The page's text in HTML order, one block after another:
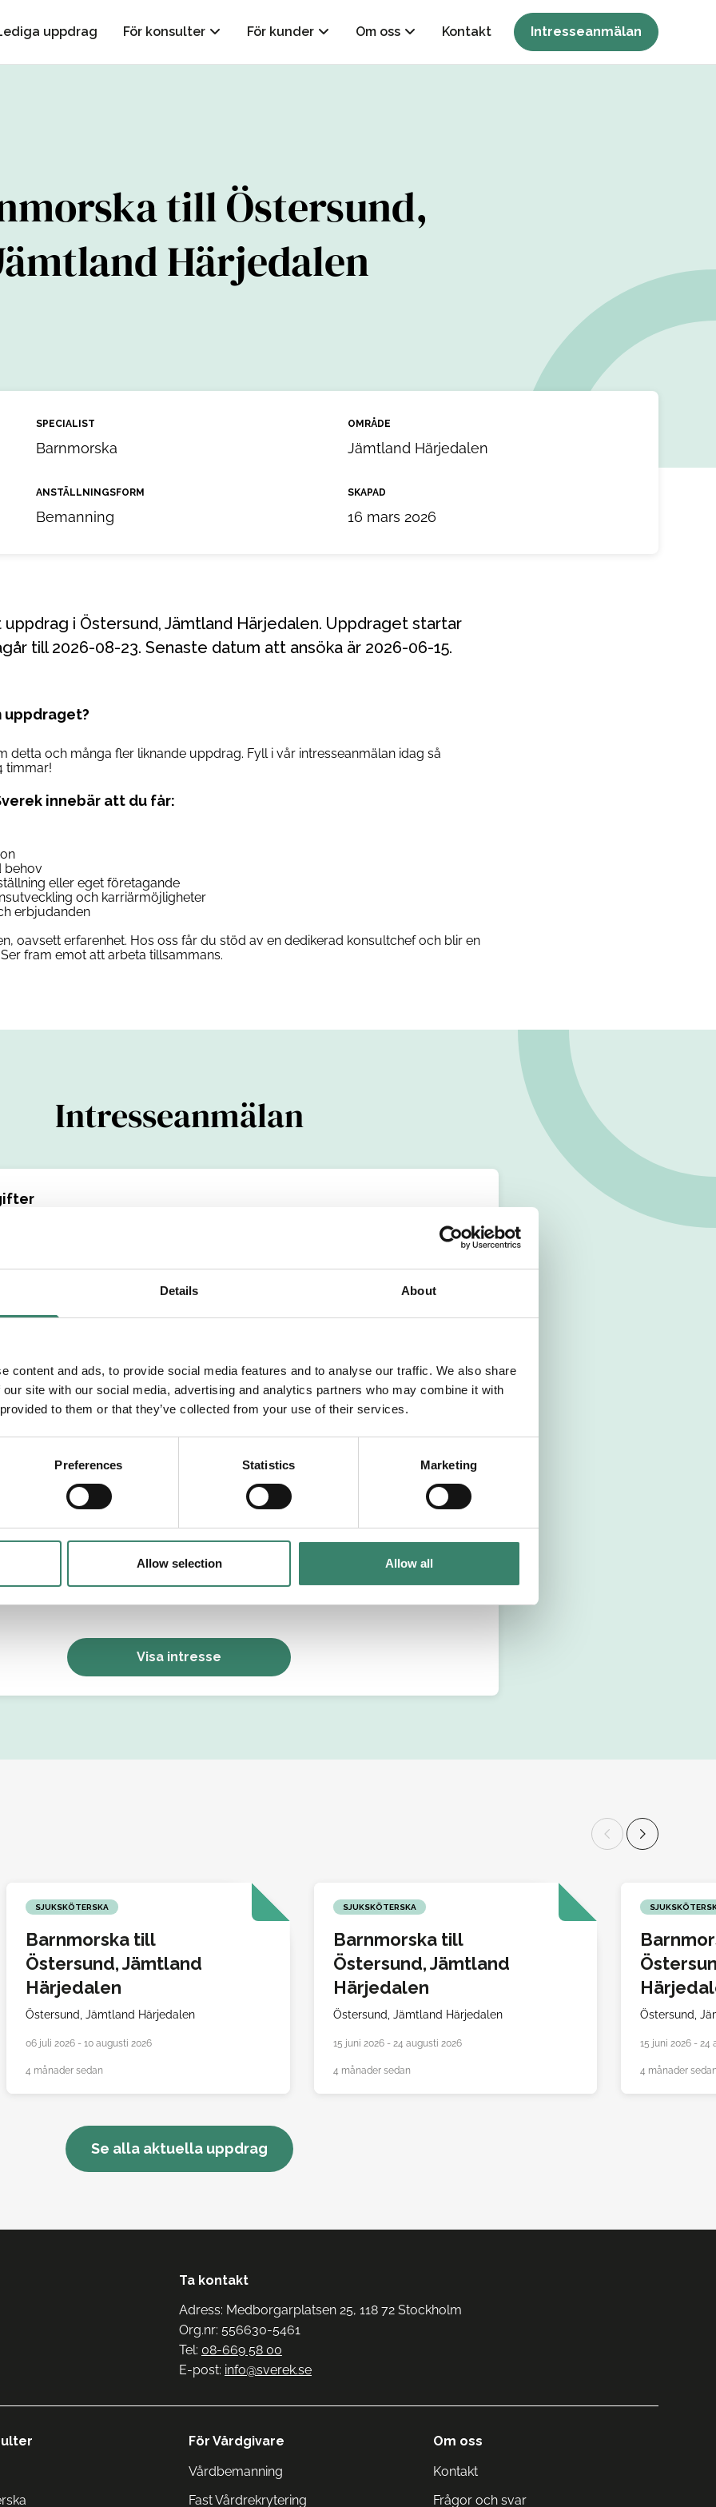
Details About
content and ads, to provide social media features and to analyse our traffic. We also share
site with our social media, advertising and analytics partners who may combine it with
to them or that they’ve collected from your use of their services.
Preferences Statistics Marketing
Allow selection Allow all
uppdrag För konsulter För kunder Om oss Kontakt Intresseanmälan
till Östersund,
Härjedalen
SPECIALIST
Barnmorska
OMRÅDE
Jämtland Härjedalen
ANSTÄLLNINGSFORM
Bemanning
SKAPAD
16 mars 2026
till 2026-08-23. Senaste datum att ansöka är 2026-06-15.
uppdraget?
detta och många fler liknande uppdrag. Fyll i vår intresseanmälan idag så
timmar!
innebär att du får:
behov
eller eget företagande
och karriärmöjligheter
erbjudanden
oavsett erfarenhet. Hos oss får du stöd av en dedikerad konsultchef och blir en
fram emot att arbeta tillsammans.
Intresseanmälan
Efternamn
Visa intresse
SJUKSKÖTERSKA
Barnmorska till
Östersund, Jämtland
Härjedalen
Östersund,Jämtland Härjedalen
06 juli 2026 - 10 augusti 2026
4 månader sedan
SJUKSKÖTERSKA
Barnmorska till
Östersund, Jämtland
Härjedalen
Östersund, Jämtland Härjedalen
15 juni 2026 - 24 augusti 2026
4 månader sedan
Östersund,
15 juni 2026 - 24
4 månader
Se alla aktuella uppdrag
Ta kontakt
Adress: Medborgarplatsen 25, 118 72 Stockholm
Org.nr: 556630-5461
Tel: 08-669 58 00
E-post: info@sverek.se
För Vårdgivare
Vårdbemanning
Fast Vårdrekrytering
Om oss
Kontakt
Frågor och svar